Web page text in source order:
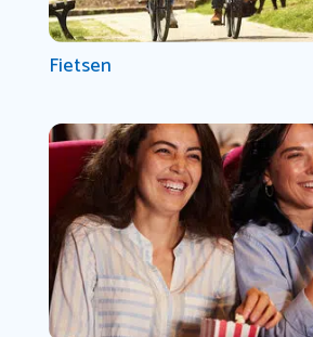
Fietsen